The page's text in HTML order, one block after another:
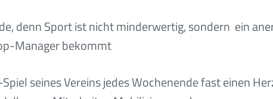
denn Sport ist nicht minderwertig, sondern ein
Manager bekommt
seines Vereins jedes Wochenende fast einen